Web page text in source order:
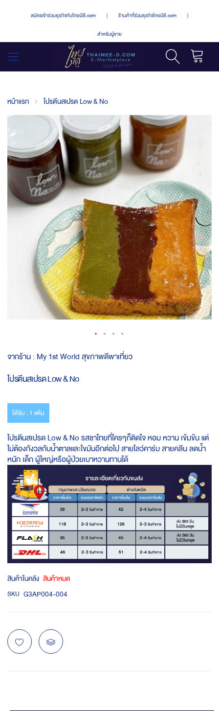
สมัครเข้าร่วมธุรกิจกับไทยมีดี.com | ร้านค้าที่ร่วมธุรกิจไทยมีดี.com |
สำหรับผู้ขาย
หน้าแรก โปรตีนสเปรด Low & No
Skip
to
end
of
images
gallery
to
beginning
the
images
gallery
จากร้าน : My 1st World สุขภาพดีพาเที่ยว
โปรตีนสเปรด Low & No
ได้รับ : 1 แต้ม
โปรตีนสเปรด Low & No รสชาไทยที่ใครๆก็ติดใจ หอม หวาน เข้มข้น แต่
ไม่ต้องกังวลกับน้ำตาลและไขมันอีกต่อไป สายโลว์คาร์บ สายคลีน ลดน้ำ
หนัก เด็ก ผู้ใหญ่หรือผู้ป่วยเบาหวานทานได้
สินค้าในคลัง สินค้าหมด
SKU G3AP004-004